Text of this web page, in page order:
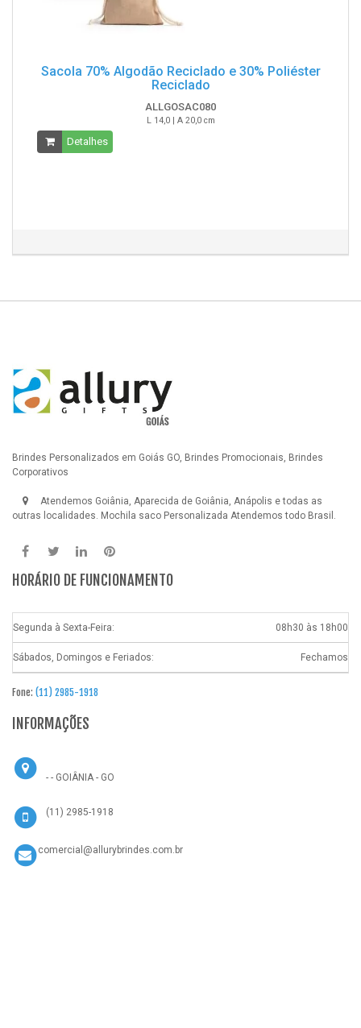
Sacola 70% Algodão Reciclado e 30% Poliéster
Reciclado
ALLGOSAC080
L 14,0 | A 20,0 cm
Detalhes
Brindes Personalizados em Goiás GO, Brindes Promocionais, Brindes
Corporativos
Atendemos Goiânia, Aparecida de Goiânia, Anápolis e todas as
outras localidades. Mochila saco Personalizada Atendemos todo Brasil.
HORÁRIO DE FUNCIONAMENTO
Segunda à Sexta-Feira: 08h30 às 18h00
Sábados, Domingos e Feriados: Fechamos
Fone: (11) 2985-1918
INFORMAÇÕES
- - GOIÂNIA - GO
(11) 2985-1918
comercial@allurybrindes.com.br